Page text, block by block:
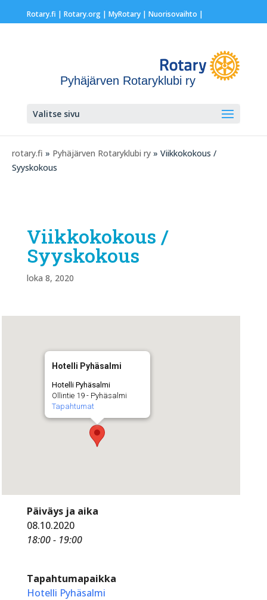
Rotary.fi | Rotary.org| MyRotary | Nuorisovaihto |
Pyhäjärven Rotaryklubi ry
Valitse sivu
rotary.fi » Pyhäjärven Rotaryklubi ry » Viikkokokous /
Syyskokous
Viikkokokous /
Syyskokous
loka 8, 2020
Hotelli Pyhäsalmi
Hotelli Pyhäsalmi
Ollintie 19 - Pyhäsalmi
Tapahtumat
Päiväys ja aika
08.10.2020
18:00 - 19:00
Tapahtumapaikka
Hotelli Pyhäsalmi